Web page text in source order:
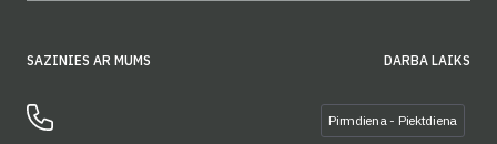
SAZINIES AR MUMS DARBA LAIKS
Pirmdiena - Piektdiena